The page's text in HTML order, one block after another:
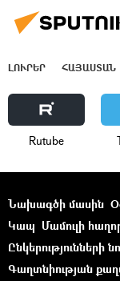
ԼՈՒՐԵՐ ՀԱՅԱՍՏԱՆ
Rutube
Նախագծի մասին
Կապ Մամուլի
Ընկերությունների
Գաղտնիության